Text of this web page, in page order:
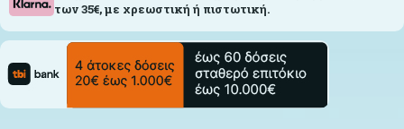
των 35€, με χρεωστική ή πιστωτική.